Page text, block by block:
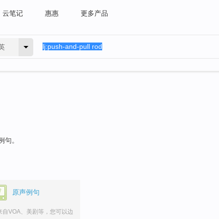
云笔记 惠惠 更多产品
句。
原声例句
自VOA、美剧等，您可以边